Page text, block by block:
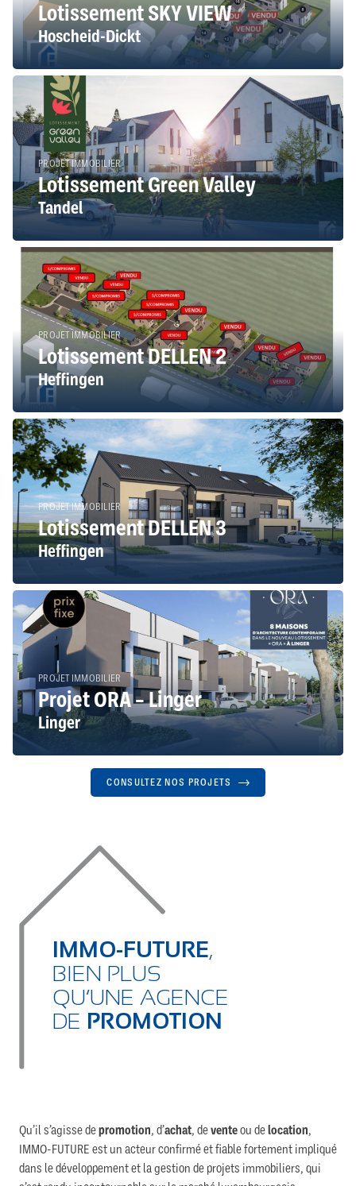
Lotissement SKY VIEW
Hoscheid-Dickt
PROJET IMMOBILIER
Lotissement Green Valley
Tandel
PROJET IMMOBILIER
Lotissement DELLEN 2
Heffingen
PROJET IMMOBILIER
Lotissement DELLEN 3
Heffingen
PROJET IMMOBILIER
Projet ORA – Linger
Linger
CONSULTEZ NOS PROJETS
IMMO-FUTURE,
BIEN PLUS
QU’UNE AGENCE
DE PROMOTION
Qu’il s’agisse depromotion, d’achat, deventeou delocation,
IMMO-FUTURE est un acteur confirmé et fiable fortement impliqué
dans le développement et la gestion de projets immobiliers, qui